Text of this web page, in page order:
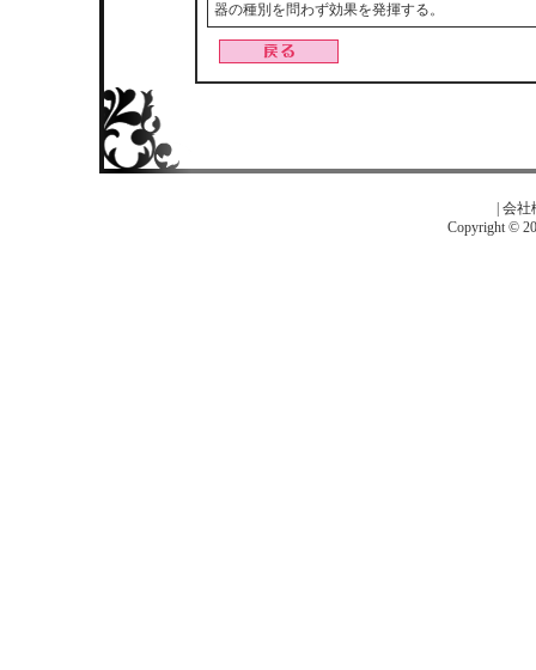
器の種別を問わず効果を発揮する。
会社
Copyright ©